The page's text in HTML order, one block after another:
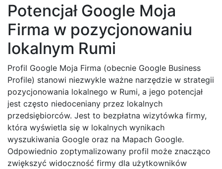
Potencjał Google Moja
Firma w pozycjonowaniu
lokalnym Rumi
Profil Google Moja Firma (obecnie Google Business
Profile) stanowi niezwykle ważne narzędzie w strategii
pozycjonowania lokalnego w Rumi, a jego potencjał
jest często niedoceniany przez lokalnych
przedsiębiorców. Jest to bezpłatna wizytówka firmy,
która wyświetla się w lokalnych wynikach
wyszukiwania Google oraz na Mapach Google.
Odpowiednio zoptymalizowany profil może znacząco
zwiększyć widoczność firmy dla użytkowników